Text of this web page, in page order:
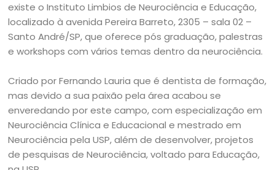
existe o Instituto Limbios de Neurociência e Educação,
localizado à avenida Pereira Barreto, 2305 – sala 02 –
Santo André/SP, que oferece pós graduação, palestras
e workshops com vários temas dentro da neurociência.
Criado por Fernando Lauria que é dentista de formação,
mas devido a sua paixão pela área acabou se
enveredando por este campo, com especialização em
Neurociência Clínica e Educacional e mestrado em
Neurociência pela USP, além de desenvolver, projetos
de pesquisas de Neurociência, voltado para Educação,